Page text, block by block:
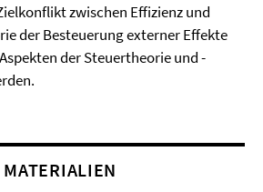
zwischen Effizienz und
der Besteuerung externer Effekte
der Steuertheorie und -